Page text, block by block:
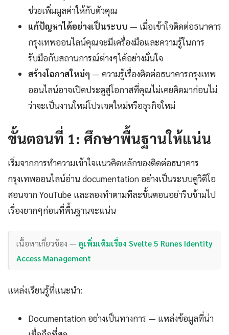
ช่วยเพิ่มมูลค่าให้กับตัวคุณ
แก้ปัญหาได้อย่างเป็นระบบ — เมื่อเข้าใจติดต่อธนาคาร
กรุงเทพออนไลน์คุณจะมีเครื่องมือและความรู้ในการ
รับมือกับสถานการณ์ต่างๆได้อย่างมั่นใจ
สร้างโอกาสใหม่ๆ — ความรู้เรื่องติดต่อธนาคารกรุงเทพ
ออนไลน์อาจเปิดประตูสู่โอกาสที่คุณไม่เคยคิดมาก่อนไม่
ว่าจะเป็นงานใหม่โปรเจคใหม่หรือธุรกิจใหม่
ขั้นตอนที่ 1: ศึกษาพื้นฐานให้แน่น
เริ่มจากการทำความเข้าใจแนวคิดหลักของติดต่อธนาคาร
กรุงเทพออนไลน์อ่าน documentation อย่างเป็นระบบดูวิดีโอ
สอนจาก YouTube และลองทำตามทีละขั้นตอนอย่ารีบข้ามไป
เรื่องยากๆก่อนที่พื้นฐานจะแน่น
เนื้อหาเกี่ยวข้อง — ดูเพิ่มเติมเรื่อง Svelte 5 Runes Identity
Access Management
แหล่งเรียนรู้ที่แนะนำ:
Documentation อย่างเป็นทางการ — แหล่งข้อมูลที่น่า